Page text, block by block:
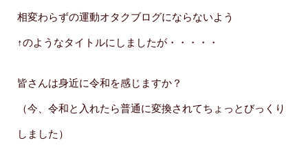
相変わらずの運動オタクブログにならないよう
↑のようなタイトルにしましたが・・・・・
皆さんは身近に令和を感じますか？
（今、令和と入れたら普通に変換されてちょっとびっくり
しました）